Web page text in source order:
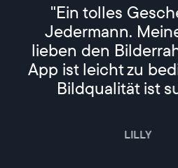
Geschenk für
Meine Eltern
Die
zu bedienen, die
ist super. "